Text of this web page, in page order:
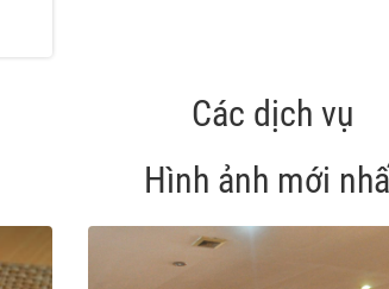
Các dịch vụ
Hình ảnh mới